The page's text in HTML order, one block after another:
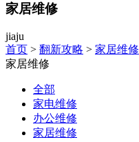
家居维修
jiaju
首页 > 翻新攻略 > 家居维修
家居维修
全部
家电维修
办公维修
家居维修